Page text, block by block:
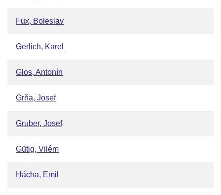
Fux, Boleslav
Gerlich, Karel
Glos, Antonín
Grňa, Josef
Gruber, Josef
Gütig, Vilém
Hácha, Emil